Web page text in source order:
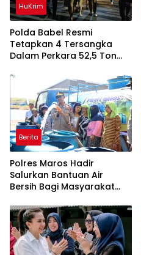
HuKrim
Polda Babel Resmi
Tetapkan 4 Tersangka
Dalam Perkara 52,5 Ton
Belitung
Berita
Polres Maros Hadir
Salurkan Bantuan Air
Bersih Bagi Masyarakat
Di Maros